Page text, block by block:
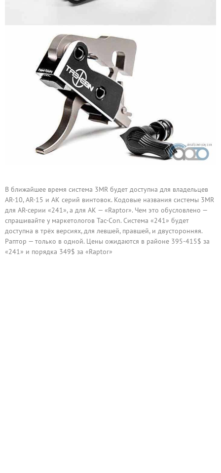
В ближайшее время система 3MR будет доступна для владельцев
AR-10, AR-15 и АК серий винтовок. Кодовые названия системы 3MR
для AR-серии «241», а для АК — «Raptor». Чем это обусловлено —
спрашивайте у маркетологов Tac-Con. Система «241» будет
доступна в трёх версиях, для левшей, правшей, и двусторонняя.
Раптор — только в одной. Цены ожидаются в районе 395-415$ за
«241» и порядка 349$ за «Raptor»